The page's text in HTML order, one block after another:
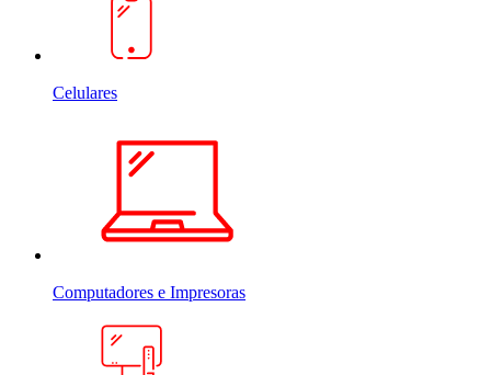
Celulares
Computadores e Impresoras